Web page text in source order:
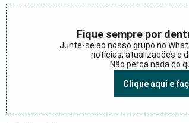
Fique sempre por
Junte-se ao nosso grupo no
notícias, atualizações e
Não perca nada do
Clique aqui e